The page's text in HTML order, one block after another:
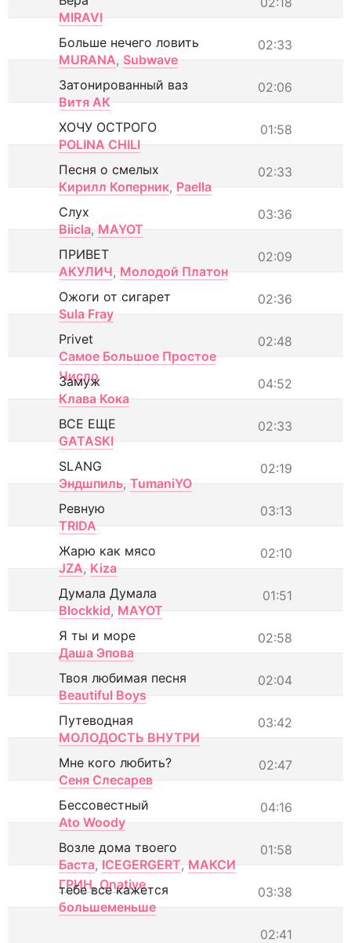
MIRAVI
02:33
Больше нечего ловить
MURANA, Subwave
02:06
Затонированный ваз
Витя АК
01:58
ХОЧУ ОСТРОГО
POLINA CHILI
02:33
Песня о смелых
Кирилл Коперник, Paella
03:36
Слух
Biicla, MAYOT
02:09
ПРИВЕТ
АКУЛИЧ, Молодой Платон
02:36
Ожоги от сигарет
Sula Fray
02:48
Privet
Самое Большое Простое
Число
04:52
Замуж
Клава Кока
02:33
ВСЕ ЕЩЕ
GATASKI
02:19
SLANG
Эндшпиль, TumaniYO
03:13
Ревную
TRIDA
02:10
Жарю как мясо
JZA, Kiza
01:51
Думала Думала
Blockkid, MAYOT
02:58
Я ты и море
Даша Эпова
02:04
Твоя любимая песня
Beautiful Boys
03:42
Путеводная
МОЛОДОСТЬ ВНУТРИ
02:47
Мне кого любить?
Сеня Слесарев
04:16
Бессовестный
Ato Woody
01:58
Возле дома твоего
Баста, ICEGERGERT, МАКСИ
ГРИН, Onative 03:38
тебе все кажется
большеменьше
02:41